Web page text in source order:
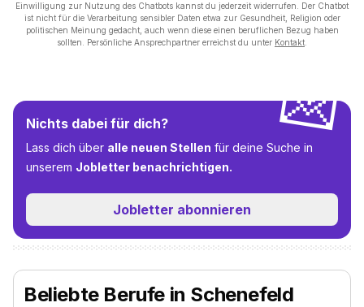
Einwilligung zur Nutzung des Chatbots kannst du jederzeit widerrufen. Der Chatbot
ist nicht für die Verarbeitung sensibler Daten etwa zur Gesundheit, Religion oder
politischen Meinung gedacht, auch wenn diese einen beruflichen Bezug haben
sollten. Persönliche Ansprechpartner erreichst du unter Kontakt
💌
Nichts dabei für dich?
Lass dich über alle neuen Stellen für deine Suche in
unserem Jobletter benachrichtigen.
Jobletter abonnieren
Beliebte Berufe in Schenefeld